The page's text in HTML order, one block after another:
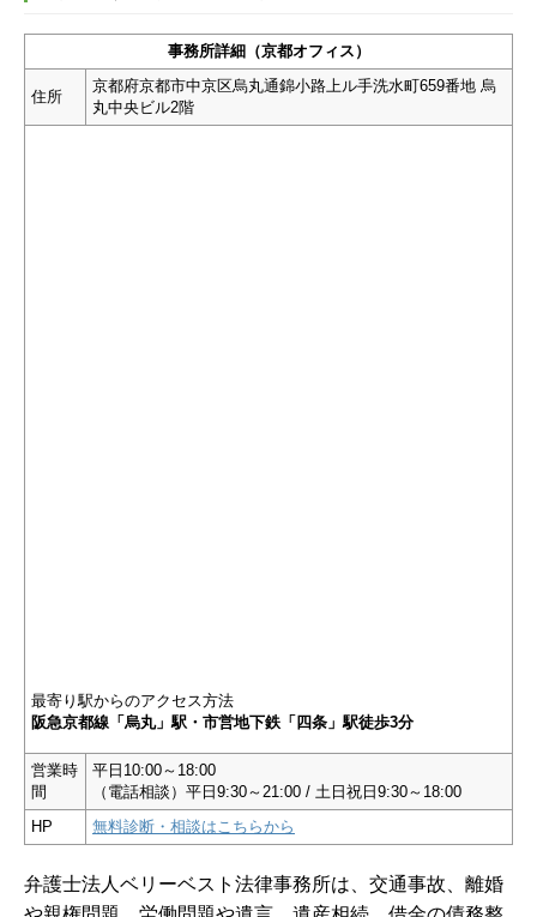
事務所詳細（京都オフィス）
住所
京都府京都市中京区烏丸通錦小路上ル手洗水町659番地 烏
丸中央ビル2階
最寄り駅からのアクセス方法
阪急京都線「烏丸」駅・市営地下鉄「四条」駅徒歩3分
営業時
間
平日10:00～18:00
（電話相談）平日9:30～21:00 / 土日祝日9:30～18:00
HP
無料診断・相談はこちらから
弁護士法人ベリーベスト法律事務所は、交通事故、離婚